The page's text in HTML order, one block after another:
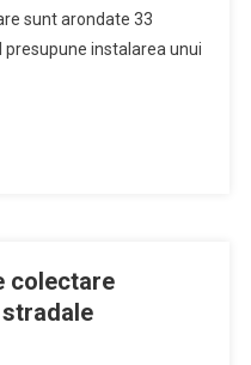
sunt arondate 33
instalarea unui
colectare